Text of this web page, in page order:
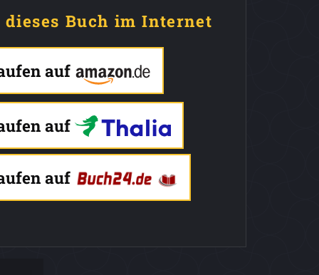
dieses Buch im Internet
auf
auf
auf